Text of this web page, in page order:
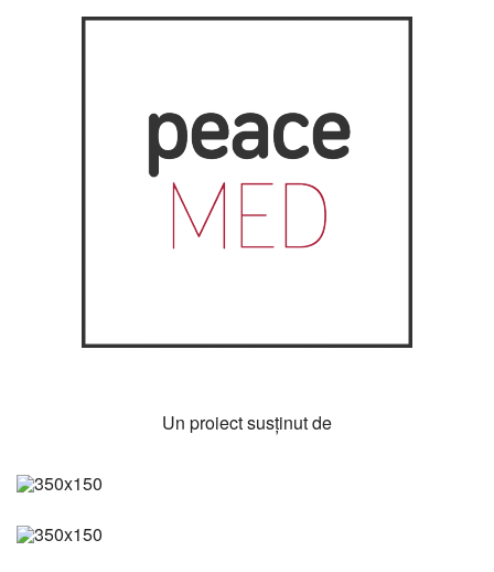
Un proiect susţinut de